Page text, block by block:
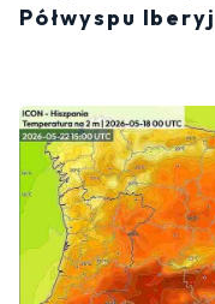
Półwyspu